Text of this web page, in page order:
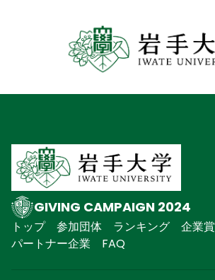
GIVING CAMPAIGN 2024
トップ 参加団体 ランキング
企業賞
パートナー企業
FAQ